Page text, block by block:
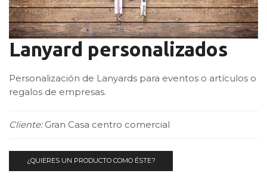
Lanyard personalizados
Personalización de Lanyards para eventos o artículos o
regalos de empresas.
Cliente: Gran Casa centro comercial
¿QUIERES UN PRODUCTO COMO ÉSTE?